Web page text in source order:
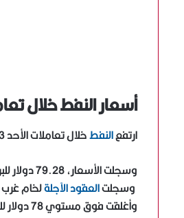
أسعار النفط خلال تعاملات
ارتفعالنفطخلال تعاملات الأحد 3 أكتوبر.
وسجلت الأسعار، 79.28 دولار للبرميل وذلك
وسجلتالعقود الآجلةلخام غرب
وأغلقت فوق مستوي 78 دولار للبرميل، وهو قرب أعلى مستويات لها في ثلاث سنوات.